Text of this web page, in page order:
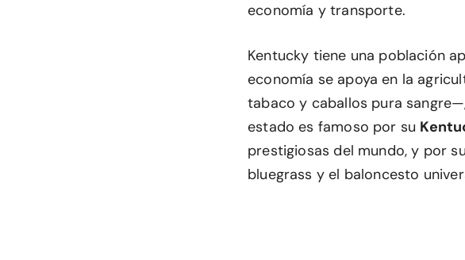
economía y transporte.
Kentucky tiene una población
economía se apoya en la
tabaco y caballos pura
estado es famoso por su
prestigiosas del mundo, y por
bluegrass y el baloncesto